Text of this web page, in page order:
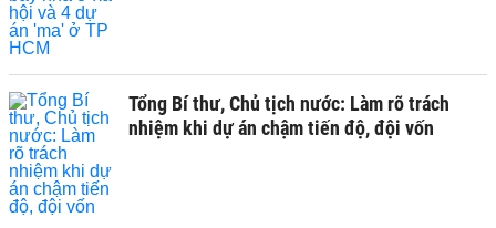
Tổng Bí thư, Chủ tịch nước: Làm rõ trách
nhiệm khi dự án chậm tiến độ, đội vốn